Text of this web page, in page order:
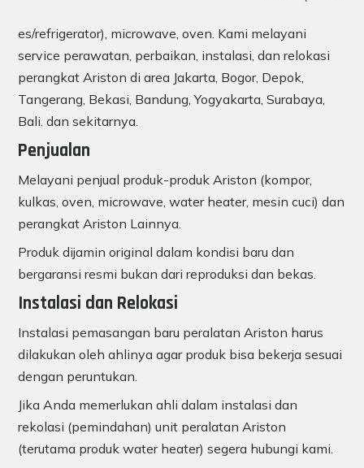
es/refrigerator), microwave, oven. Kami melayani
service perawatan, perbaikan, instalasi, dan relokasi
perangkat Ariston di area Jakarta, Bogor, Depok,
Tangerang, Bekasi, Bandung, Yogyakarta, Surabaya,
Bali. dan sekitarnya.
Penjualan
Melayani penjual produk-produk Ariston (kompor,
kulkas, oven, microwave, water heater, mesin cuci) dan
perangkat Ariston Lainnya.
Produk dijamin original dalam kondisi baru dan
bergaransi resmi bukan dari reproduksi dan bekas.
Instalasi dan Relokasi
Instalasi pemasangan baru peralatan Ariston harus
dilakukan oleh ahlinya agar produk bisa bekerja sesuai
dengan peruntukan.
Jika Anda memerlukan ahli dalam instalasi dan
rekolasi (pemindahan) unit peralatan Ariston
(terutama produk water heater) segera hubungi kami.